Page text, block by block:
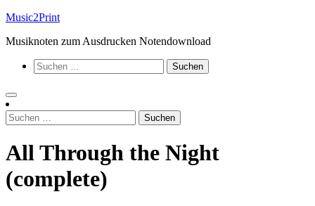
Zum
springen
Music2Print
Musiknoten zum Ausdrucken Notendownload
Suchen
nach:
Suchen
nach:
All Through the Night
(complete)